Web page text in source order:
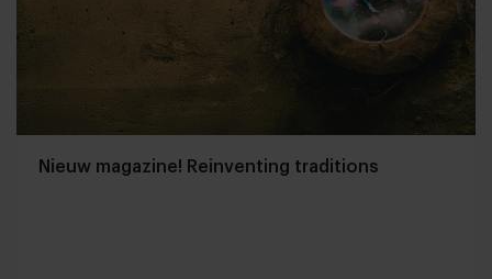
Nieuw magazine! Reinventing traditions